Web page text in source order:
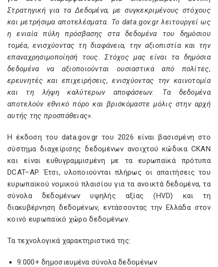
Στρατηγική για τα Δεδομένα, με συγκεκριμένους στόχους
και μετρήσιμα αποτελέσματα. Το data.gov.gr λειτουργεί ως
η ενιαία πύλη πρόσβασης στα δεδομένα του δημόσιου
τομέα, ενισχύοντας τη διαφάνεια, την αξιοπιστία και την
επαναχρησιμοποίησή τους. Στόχος μας είναι τα δημόσια
δεδομένα να αξιοποιούνται ουσιαστικά από πολίτες,
ερευνητές και επιχειρήσεις, ενισχύοντας την καινοτομία
και τη λήψη καλύτερων αποφάσεων. Τα δεδομένα
αποτελούν εθνικό πόρο και βρισκόμαστε μόλις στην αρχή
αυτής της προσπάθειας».
Η έκδοση του data.gov.gr του 2026 είναι βασισμένη στο
σύστημα διαχείρισης δεδομένων ανοιχτού κώδικα CKAN
και είναι ευθυγραμμισμένη με τα ευρωπαϊκά πρότυπα
DCAT–AP. Έτσι, υλοποιούνται πλήρως οι απαιτήσεις του
ευρωπαϊκού νομικού πλαισίου για τα ανοικτά δεδομένα, τα
σύνολα δεδομένων υψηλής αξίας (HVD) και τη
διακυβέρνηση δεδομένων, εντάσσοντας την Ελλάδα στον
κοινό ευρωπαϊκό χώρο δεδομένων.
Τα τεχνολογικά χαρακτηριστικά της:
9.000+ δημοσιευμένα σύνολα δεδομένων